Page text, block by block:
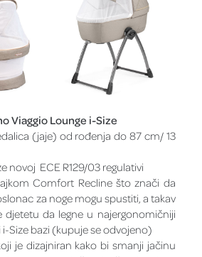
Viaggio Lounge i-Size
(jaje) od rođenja do 87 cm/ 13
novoj ECE R129/03 regulativi
Comfort Recline što znači da
za noge mogu spustiti, a takav
djetetu da legne u najergonomičniji
Size bazi (kupuje se odvojeno)
je dizajniran kako bi smanji jačinu